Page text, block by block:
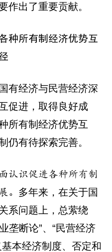
作出了重要贡献。
种所有制经济优势互
有经济与民营经济深
促进，取得良好成
所有制经济优势互
仍有待探索完善。
认识促进各种所有制
。 多年来，在关于国
系问题上，总萦绕
垄断论”、“民营经济
本经济制度、否定和